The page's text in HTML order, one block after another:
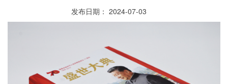
发布日期： 2024-07-03